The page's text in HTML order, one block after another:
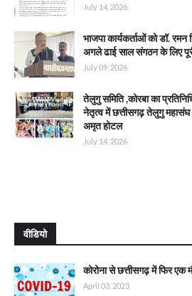
July 14, 2026
भाजपा कार्यकर्ताओं को डॉ.
अगले ढाई साल संगठन के लिए
July 09, 2026
तेलुगु समिति ,कोरबा का
नेतृत्व में छत्तीसगढ़ तेलुगु महासंघ
अमृत होटल
July 14, 2026
वीडियो
कोरोना से छत्तीसगढ़ में फिर
April 03, 2023